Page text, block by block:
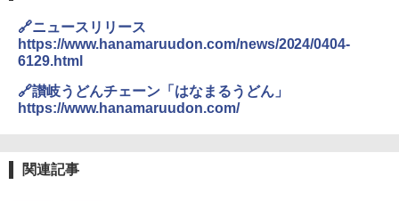
3
らに塩分控えめ 78g×12個
￥2,880
3
ーム調理 フラットテーブル トースト機
能 自動メニュー33種 簡単お手入れ ブラ
🔗ニュースリリース
https://www.hanamaruudon.com/news/2024/0404-
6129.html
🔗讃岐うどんチェーン「はなまるうどん」
https://www.hanamaruudon.com/
関連記事